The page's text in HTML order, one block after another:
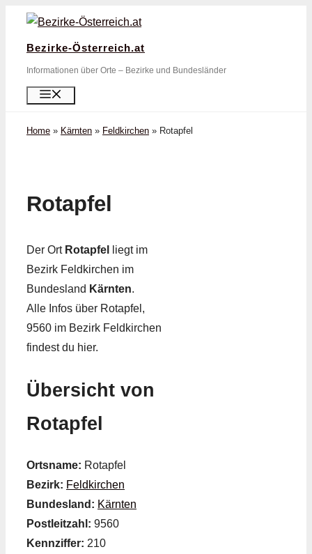
Zum
springen
Bezirke-Österreich.at
Informationen über Orte – Bezirke und Bundesländer
Home » Kärnten » Feldkirchen » Rotapfel
Rotapfel
Der Ort Rotapfel
liegt im
Bezirk Feldkirchen im
Bundesland Kärnten.
Alle Infos über Rotapfel,
9560 im Bezirk Feldkirchen
findest du hier.
Übersicht von
Rotapfel
Ortsname: Rotapfel
Bezirk: Feldkirchen
Bundesland: Kärnten
Postleitzahl: 9560
Kennziffer: 210